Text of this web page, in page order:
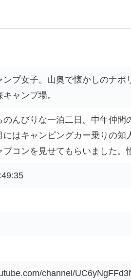
ンプ女子。山奥で懐かしのナポ
ャンプ場。
のんびりな一泊二日。中年仲間
にはキャンピングカー乗りの知
ブコンを見せてもらいました。
channel/